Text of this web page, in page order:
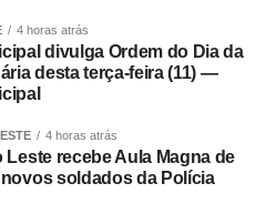
LinkedIn
Share
4 horas atrás
divulga Ordem do Dia da
desta terça-feira (11) —
4 horas atrás
Leste recebe Aula Magna de
soldados da Polícia